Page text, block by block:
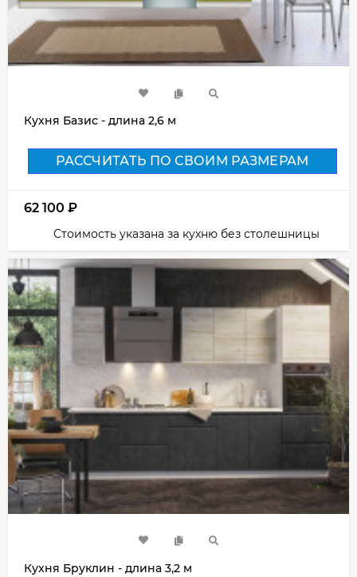
Кухня Базис - длина 2,6 м
РАССЧИТАТЬ ПО СВОИМ РАЗМЕРАМ
62 100 ₽
Стоимость указана за кухню без столешницы
Кухня Бруклин - длина 3,2 м